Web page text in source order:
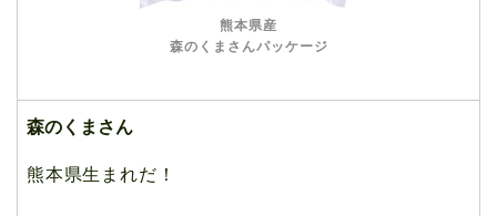
熊本県産
森のくまさんパッケージ
森のくまさん
熊本県生まれだ！